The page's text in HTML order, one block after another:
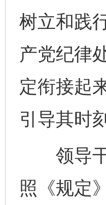
树立和践
产党纪律
定衔接起
引导其时
领导干
照《规定